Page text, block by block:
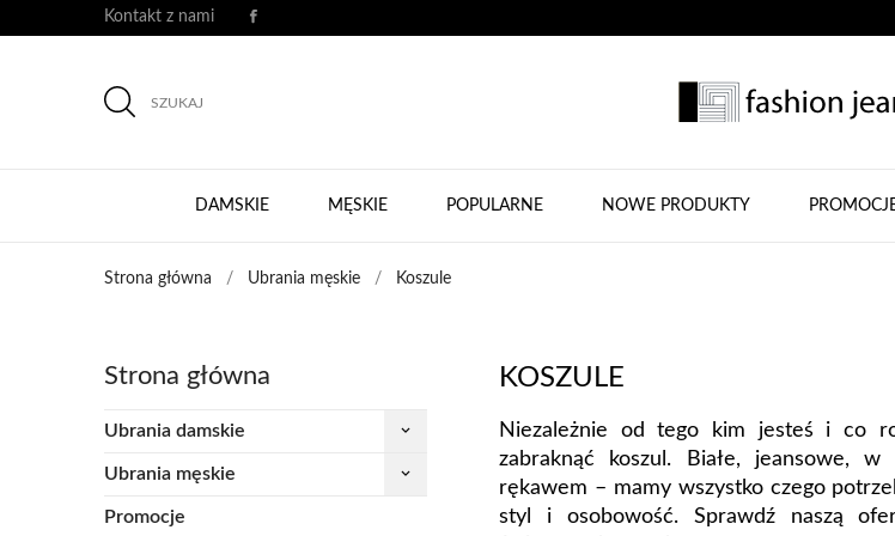
Kontakt z nami
SZUKAJ
DAMSKIE MĘSKIE POPULARNE NOWE PRODUKTY
Strona główna Ubrania męskie Koszule
Strona główna
Ubrania damskie keyboard_arrow_down
Ubrania męskie keyboard_arrow_down
Promocje
KOSZULE
Niezależnie od tego kim jesteś i co
zabraknąć koszul. Białe, jeansowe,
rękawem – mamy wszystko czego
styl i osobowość. Sprawdź naszą